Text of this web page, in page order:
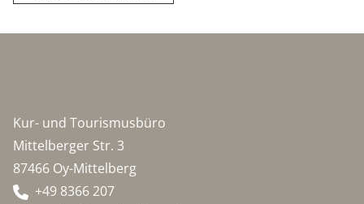
Kur- und Tourismusbüro
Mittelberger Str. 3
87466 Oy-Mittelberg
+49 8366 207